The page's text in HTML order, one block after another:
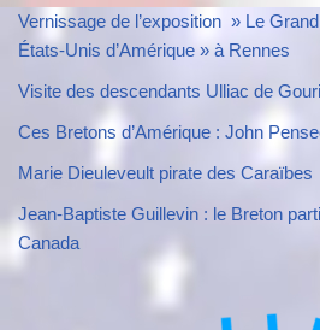
Vernissage de l’exposition » Le
États-Unis d’Amérique » à Rennes
Visite des descendants Ulliac de
Ces Bretons d’Amérique : John
Marie Dieuleveult pirate des Caraïbes
Jean-Baptiste Guillevin : le Breton
Canada